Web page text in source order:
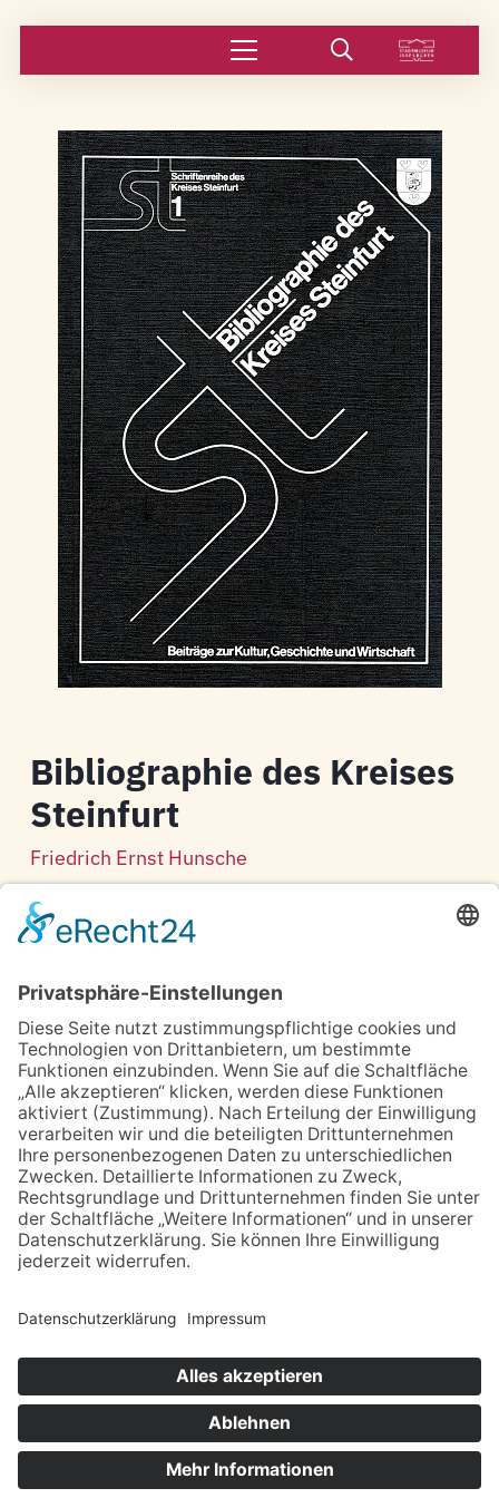
Bibliographie des Kreises
Steinfurt
Friedrich Ernst Hunsche
Schriftenreihe des Kreises Steinfurt –
1980
X6-17 R1
Lechte Druck, Emsdetten
5,00€
1648 – 1998 – Dem
Die Naturdenkmäler,
© Stadtmuseum Ibbenbüren –Impressum–
Datenschutz